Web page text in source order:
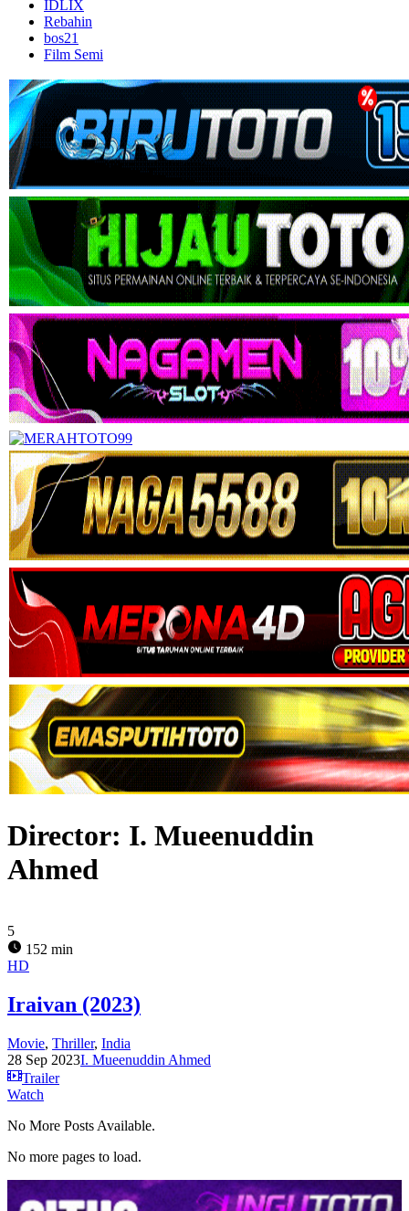
IDLIX
Rebahin
bos21
Film Semi
Director: I. Mueenuddin
Ahmed
5
152 min
HD
Iraivan (2023)
Movie, Thriller, India
28 Sep 2023I. Mueenuddin Ahmed
Trailer
Watch
No More Posts Available.
No more pages to load.